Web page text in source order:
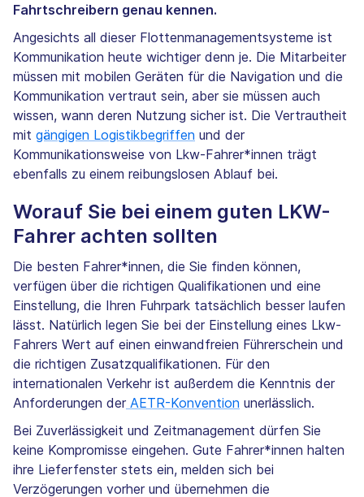
Fahrtschreibern genau kennen.
Angesichts all dieser Flottenmanagementsysteme ist
Kommunikation heute wichtiger denn je. Die Mitarbeiter
müssen mit mobilen Geräten für die Navigation und die
Kommunikation vertraut sein, aber sie müssen auch
wissen, wann deren Nutzung sicher ist. Die Vertrautheit
mit gängigen Logistikbegriffen und der
Kommunikationsweise von Lkw-Fahrer*innen trägt
ebenfalls zu einem reibungslosen Ablauf bei.
Worauf Sie bei einem guten LKW-
Fahrer achten sollten
Die besten Fahrer*innen, die Sie finden können,
verfügen über die richtigen Qualifikationen und eine
Einstellung, die Ihren Fuhrpark tatsächlich besser laufen
lässt. Natürlich legen Sie bei der Einstellung eines Lkw-
Fahrers Wert auf einen einwandfreien Führerschein und
die richtigen Zusatzqualifikationen. Für den
internationalen Verkehr ist außerdem die Kenntnis der
Anforderungen derAETR-Konvention unerlässlich.
Bei Zuverlässigkeit und Zeitmanagement dürfen Sie
keine Kompromisse eingehen. Gute Fahrer*innen halten
ihre Lieferfenster stets ein, melden sich bei
Verzögerungen vorher und übernehmen die